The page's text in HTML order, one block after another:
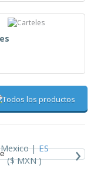
Mexico |ES
($ MXN )
›